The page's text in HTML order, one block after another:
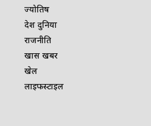
ज्योतिष
देश दुनिया
राजनीति
खास खबर
खेल
लाइफस्टाइल